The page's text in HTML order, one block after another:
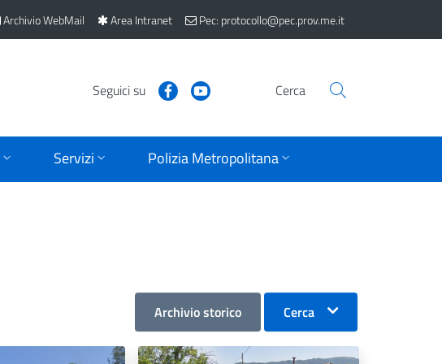
Archivio WebMail Area Intranet Pec: protocollo@pec.prov.me.it
Seguici su Cerca
Servizi Polizia Metropolitana
Archivio storico Cerca